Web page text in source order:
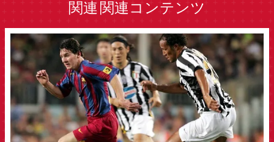
関連 関連コンテンツ
FCB Barcelona badge